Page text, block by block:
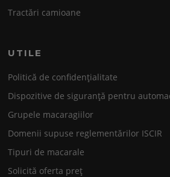
Tractări camioane
UTILE
Politică de confidențialitate
Dispozitive de siguranță pentru
Grupele macaragiilor
Domenii supuse reglementărilor ISCIR
Tipuri de macarale
Solicită oferta preț